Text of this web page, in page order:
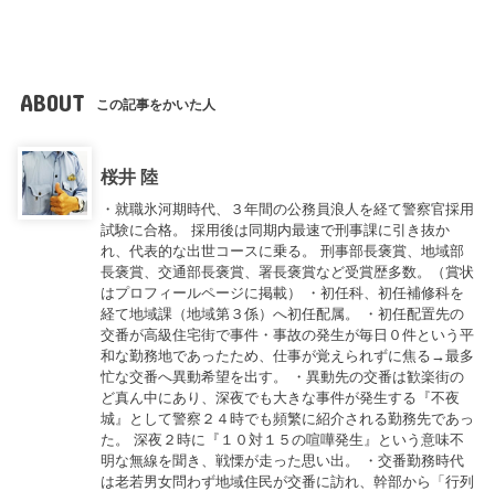
ABOUT この記事をかいた人
桜井 陸
・就職氷河期時代、３年間の公務員浪人を経て警察官採用
試験に合格。 採用後は同期内最速で刑事課に引き抜か
れ、代表的な出世コースに乗る。 刑事部長褒賞、地域部
長褒賞、交通部長褒賞、署長褒賞など受賞歴多数。（賞状
はプロフィールページに掲載） ・初任科、初任補修科を
経て地域課（地域第３係）へ初任配属。 ・初任配置先の
交番が高級住宅街で事件・事故の発生が毎日０件という平
和な勤務地であったため、仕事が覚えられずに焦る→最多
忙な交番へ異動希望を出す。 ・異動先の交番は歓楽街の
ど真ん中にあり、深夜でも大きな事件が発生する『不夜
城』として警察２４時でも頻繁に紹介される勤務先であっ
た。 深夜２時に『１０対１５の喧嘩発生』という意味不
明な無線を聞き、戦慄が走った思い出。 ・交番勤務時代
は老若男女問わず地域住民が交番に訪れ、幹部から「行列